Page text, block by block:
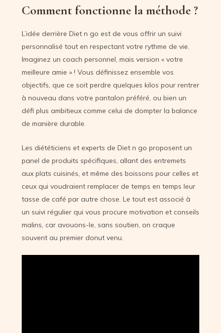
Comment fonctionne la méthode ?
L’idée derrière Diet n go est de vous offrir un suivi
personnalisé tout en respectant votre rythme de vie.
Imaginez un coach personnel, mais version « votre
meilleure amie » ! Vous définissez ensemble vos
objectifs, que ce soit perdre quelques kilos pour rentrer
à nouveau dans votre pantalon préféré, ou bien un
défi plus ambitieux comme celui de dompter la balance
de manière durable.
Les diététiciens et experts de Diet n go proposent un
panel de produits spécifiques, allant des entremets
aux plats cuisinés, et même des boissons pour celles et
ceux qui voudraient remplacer de temps en temps leur
tasse de café par autre chose. Le tout est associé à
un suivi régulier qui vous procure motivation et conseils
malins, car avouons-le, sans soutien, on craque
souvent au premier donut venu.